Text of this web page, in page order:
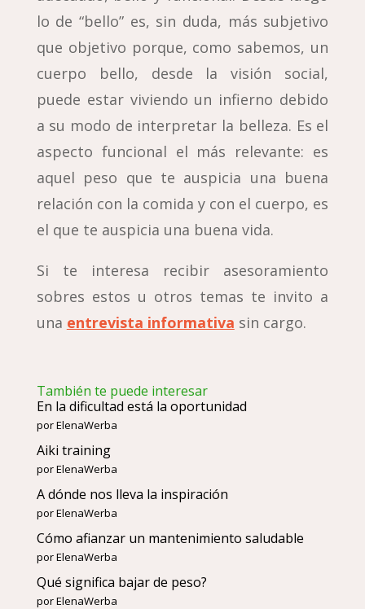
lo de “bello” es, sin duda, más subjetivo
que objetivo porque, como sabemos, un
cuerpo bello, desde la visión social,
puede estar viviendo un infierno debido
a su modo de interpretar la belleza. Es el
aspecto funcional el más relevante: es
aquel peso que te auspicia una buena
relación con la comida y con el cuerpo, es
el que te auspicia una buena vida.
Si te interesa recibir asesoramiento
sobres estos u otros temas te invito a
una entrevista informativa sin cargo.
También te puede interesar
En la dificultad está la oportunidad
por ElenaWerba
Aiki training
por ElenaWerba
A dónde nos lleva la inspiración
por ElenaWerba
Cómo afianzar un mantenimiento saludable
por ElenaWerba
Qué significa bajar de peso?
por ElenaWerba